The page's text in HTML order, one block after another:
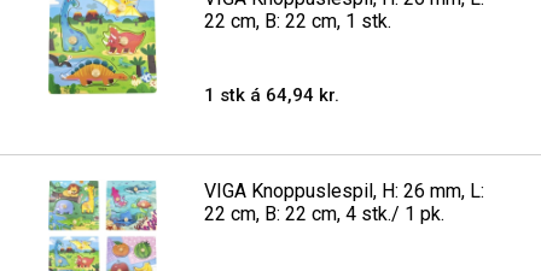
22 cm, B: 22 cm, 1 stk.
1 stk á 64,94 kr.
VIGA Knoppuslespil, H: 26 mm, L:
22 cm, B: 22 cm, 4 stk./ 1 pk.